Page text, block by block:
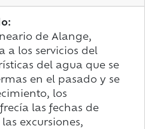
de Alange,
a los servicios del
del agua que se
en el pasado y se
los
las fechas de
excursiones,